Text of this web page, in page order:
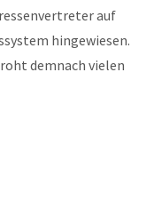
auf
hingewiesen.
demnach vielen